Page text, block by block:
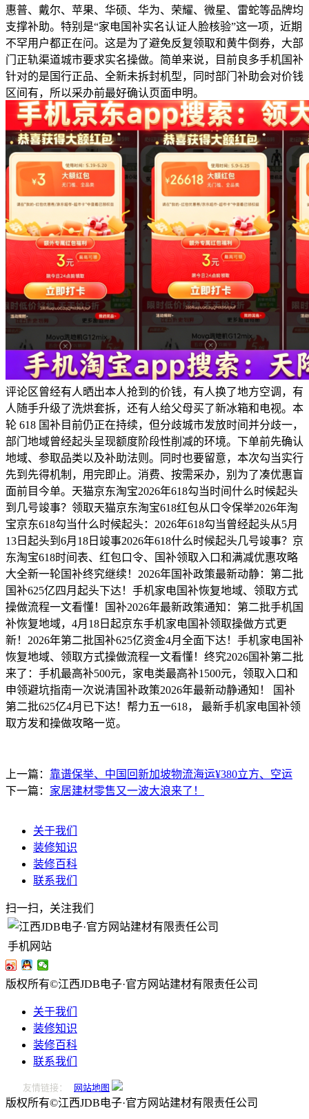
惠普、戴尔、苹果、华硕、华为、荣耀、微星、雷蛇等品牌均
支撑补助。特别是“家电国补实名认证人脸核验”这一项，近期
不罕用户都正在问。这是为了避免反复领取和黄牛倒券，大部
门正轨渠道城市要求实名操做。简单来说，目前良多手机国补
针对的是国行正品、全新未拆封机型，同时部门补助会对价钱
区间有，所以采办前最好确认页面申明。
评论区曾经有人晒出本人抢到的价钱，有人换了地方空调，有
人随手升级了洗烘套拆，还有人给父母买了新冰箱和电视。本
轮 618 国补目前仍正在持续，但分歧城市发放时间并分歧一，
部门地域曾经起头呈现额度阶段性削减的环境。下单前先确认
地域、参取品类以及补助法则。同时也要留意，本次勾当实行
先到先得机制，用完即止。消费、按需采办，别为了凑优惠盲
面前目今单。天猫京东淘宝2026年618勾当时间什么时候起头
到几号竣事？领取天猫京东淘宝618红包从口令保举2026年淘
宝京东618勾当什么时候起头：2026年618勾当曾经起头从5月
13日起头到6月18日竣事2026年618什么时候起头几号竣事？京
东淘宝618时间表、红包口令、国补领取入口和满减优惠攻略
大全新一轮国补终究继续！2026年国补政策最新动静：第二批
国补625亿四月起头下达！手机家电国补恢复地域、领取方式
操做流程一文看懂！国补2026年最新政策通知：第二批手机国
补恢复地域，4月18日起京东手机家电国补领取操做方式更
新！2026年第二批国补625亿资金4月全面下达！手机家电国补
恢复地域、领取方式操做流程一文看懂！终究2026国补第二批
来了：手机最高补500元，家电类最高补1500元，领取入口和
申领避坑指南一次说清国补政策2026年最新动静通知！ 国补
第二批625亿4月已下达！帮力五一618， 最新手机家电国补领
取方发和操做攻略一览。
上一篇： 靠谱保举、中国回新加坡物流海运¥380立方、空运
下一篇： 家居建材零售又一波大浪来了！
关于我们
装修知识
装修百科
联系我们
扫一扫，关注我们
手机网站
版权所有©江西JDB电子·官方网站建材有限责任公司
关于我们
装修知识
装修百科
联系我们
友情链接： 网站地图
版权所有©江西JDB电子·官方网站建材有限责任公司